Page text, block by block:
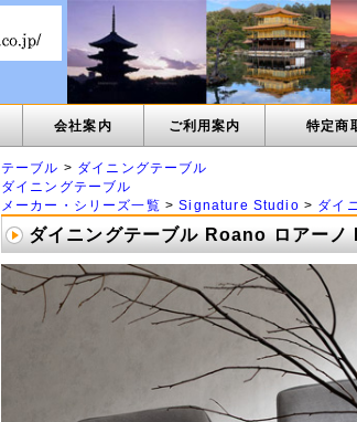
会社案内 ご利用案内 特定商
テーブル > ダイニングテーブル
ダイニングテーブル
メーカー・シリーズ一覧 >Signature Studio > ダイ
ダイニングテーブル Roano ロアーノ